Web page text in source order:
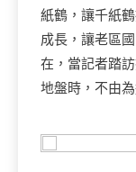
紙鶴，讓千紙
成長，讓老區
在，當記者踏
地盤時，不由